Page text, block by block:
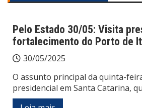
Pelo Estado 30/05: Visita
fortalecimento do Porto de
30/05/2025
O assunto principal da quinta-
presidencial em Santa Catarina,